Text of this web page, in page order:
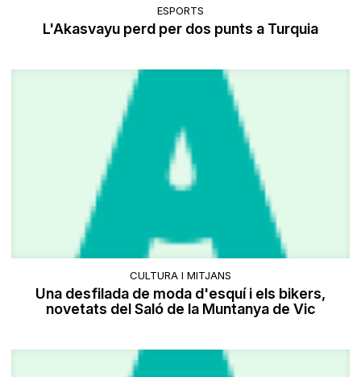
ESPORTS
L'Akasvayu perd per dos punts a Turquia
CULTURA I MITJANS
Una desfilada de moda d'esquí i els bikers,
novetats del Saló de la Muntanya de Vic